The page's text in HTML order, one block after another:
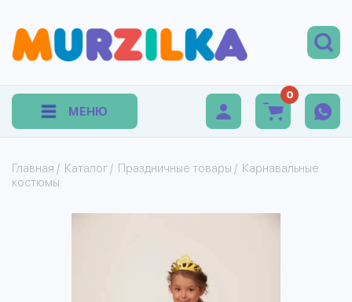
МЕНЮ
0
Главная / Каталог / Праздничные товары / Карнавальные
костюмы